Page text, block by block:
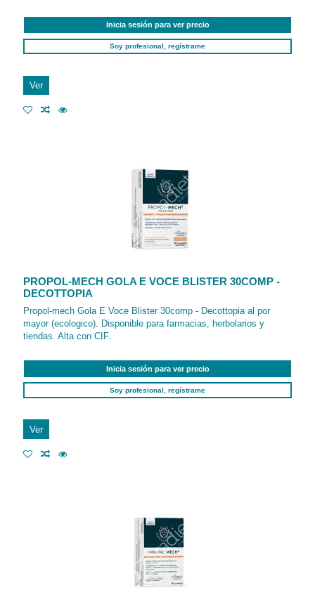
Inicia sesión para ver precio
Soy profesional, regístrame
Ver
PROPOL-MECH GOLA E VOCE BLISTER 30COMP -
DECOTTOPIA
Propol-mech Gola E Voce Blister 30comp - Decottopia al por
mayor (ecologico). Disponible para farmacias, herbolarios y
tiendas. Alta con CIF.
Inicia sesión para ver precio
Soy profesional, regístrame
Ver